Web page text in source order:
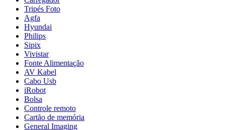
Tripés Foto
Agfa
Hyundai
Philips
Sipix
Vivistar
Fonte Alimentação
AV Kabel
Cabo Usb
iRobot
Bolsa
Controle remoto
Cartão de memória
General Imaging